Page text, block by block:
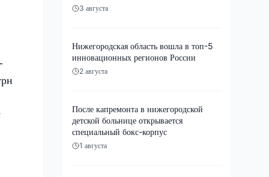
3 августа
Нижегородская область вошла в топ-5
инновационных регионов России
2 августа
После капремонта в нижегородской
детской больнице открывается
специальный бокс-корпус
1 августа